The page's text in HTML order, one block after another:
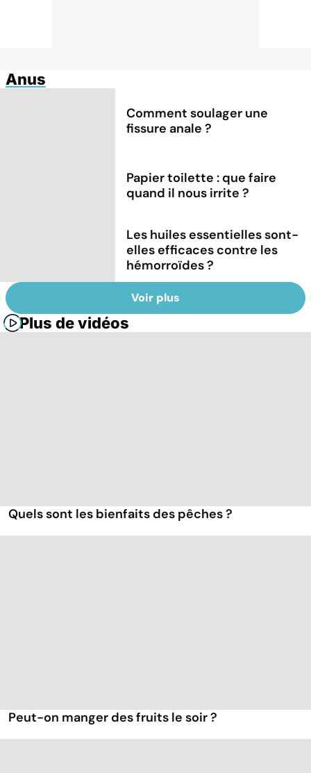
Anus
Comment soulager une
fissure anale ?
Papier toilette : que faire
quand il nous irrite ?
Les huiles essentielles sont-
elles efficaces contre les
hémorroïdes ?
Voir plus
Plus de vidéos
Quels sont les bienfaits des pêches ?
Peut-on manger des fruits le soir ?